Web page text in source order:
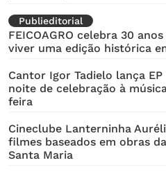
Publieditorial
FEICOAGRO celebra 30
viver uma edição histórica
Cantor Igor Tadielo lança
noite de celebração à
feira
Cineclube Lanterninha
filmes baseados em obras
Santa Maria